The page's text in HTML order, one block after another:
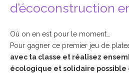
d’écoconstruction
Où on en est pour le moment…
Pour gagner ce premier jeu de
avec ta classe et réalisez
écologique et solidaire possible